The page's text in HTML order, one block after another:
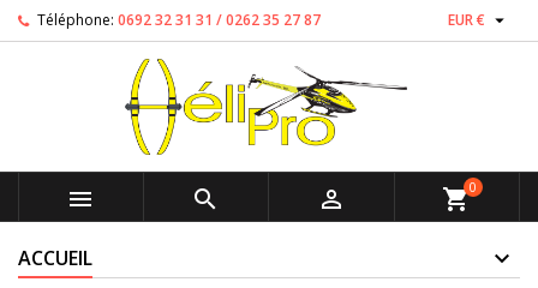
Téléphone: 0692 32 31 31 / 0262 35 27 87 EUR € 
   shopping_cart0
ACCUEIL